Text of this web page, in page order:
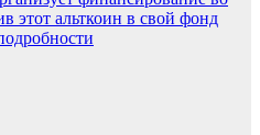
этот альткоин в свой фонд